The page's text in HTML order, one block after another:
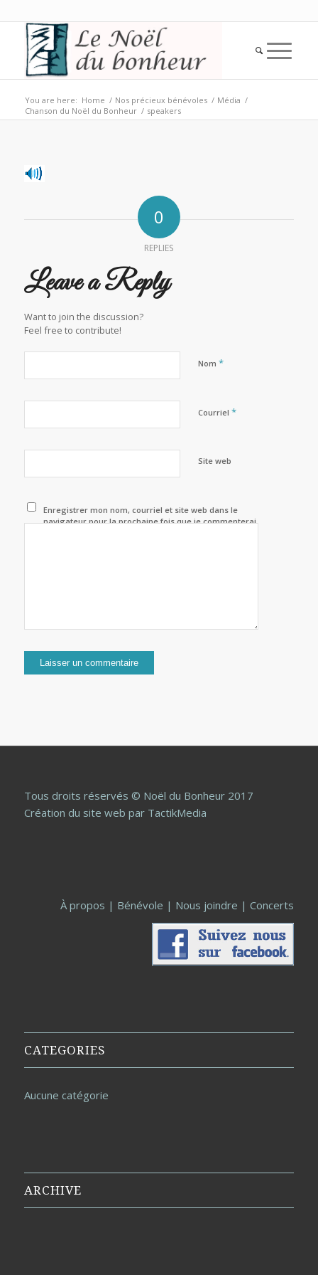
You are here: Home / Nos précieux bénévoles / Média /
Chanson du Noël du Bonheur / speakers
0
REPLIES
Leave a Reply
Want to join the discussion?
Feel free to contribute!
Nom *
Courriel *
Site web
Enregistrer mon nom, courriel et site web dans le
navigateur pour la prochaine fois que je commenterai.
Tous droits réservés © Noël du Bonheur 2017
Création du site web par TactikMedia
À propos | Bénévole | Nous joindre |Concerts
CATEGORIES
Aucune catégorie
ARCHIVE